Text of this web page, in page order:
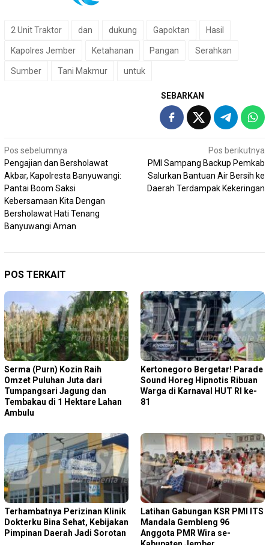
2 Unit Traktor dan dukung Gapoktan Hasil
Kapolres Jember Ketahanan Pangan Serahkan
Sumber Tani Makmur untuk
SEBARKAN
Navigasi
pos
Pos sebelumnya
Pengajian dan Bersholawat
Akbar, Kapolresta Banyuwangi:
Pantai Boom Saksi
Kebersamaan Kita Dengan
Bersholawat Hati Tenang
Banyuwangi Aman
Pos berikutnya
PMI Sampang Backup Pemkab
Salurkan Bantuan Air Bersih ke
Daerah Terdampak Kekeringan
POS TERKAIT
Serma (Purn) Kozin Raih
Omzet Puluhan Juta dari
Tumpangsari Jagung dan
Tembakau di 1 Hektare Lahan
Ambulu
Kertonegoro Bergetar! Parade
Sound Horeg Hipnotis Ribuan
Warga di Karnaval HUT RI ke-
81
Terhambatnya Perizinan Klinik
Dokterku Bina Sehat, Kebijakan
Pimpinan Daerah Jadi Sorotan
Latihan Gabungan KSR PMI ITS
Mandala Gembleng 96
Anggota PMR Wira se-